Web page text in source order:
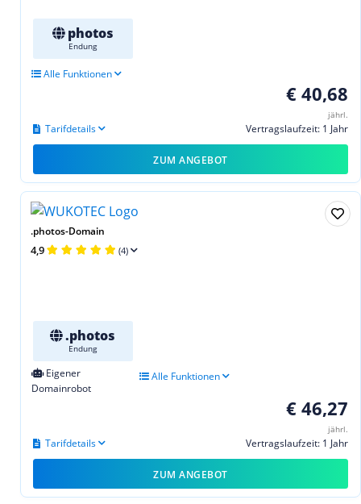
photos
Endung
Alle Funktionen
€ 40,68
jährl.
Vertragslaufzeit: 1 Jahr
Tarifdetails
ZUM ANGEBOT
.photos-Domain
4,9 (4)
.photos
Endung
Eigener
Domainrobot
Alle Funktionen
€ 46,27
jährl.
Vertragslaufzeit: 1 Jahr
Tarifdetails
ZUM ANGEBOT